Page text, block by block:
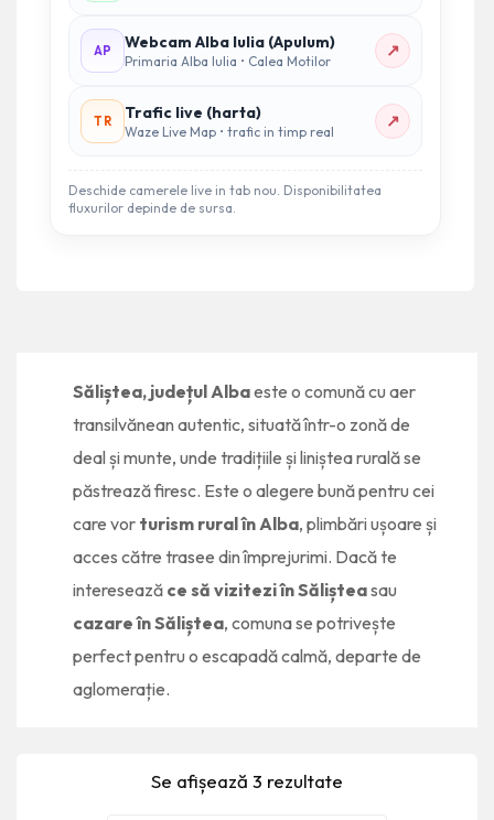
Săliștea, județul Albaeste o comună cu aer
transilvănean autentic, situată într-o zonă de
deal și munte, unde tradițiile și liniștea rurală se
păstrează firesc. Este o alegere bună pentru cei
care vor turism rural în Alba, plimbări ușoare și
acces către trasee din împrejurimi. Dacă te
interesează ce să vizitezi în Sălișteasau
cazare în Săliștea, comuna se potrivește
perfect pentru o escapadă calmă, departe de
aglomerație.
Se afișează 3 rezultate
AP Webcam Alba Iulia (Apulum)
Primaria Alba Iulia • Calea Motilor ↗
TR Trafic live (harta)
Waze Live Map • trafic in timp real ↗
Deschide camerele live in tab nou. Disponibilitatea
fluxurilor depinde de sursa.